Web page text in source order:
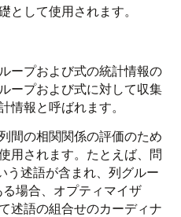
として使用されます。
ープおよび式の統計情報の
ープおよび式に対して収集
情報と呼ばれます。
間の相関関係の評価のため
用されます。たとえば、問
述語が含まれ、列グルー
場合、オプティマイザ
述語の組合せのカーディナ